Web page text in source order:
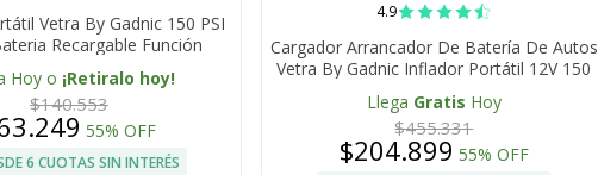
Vetra By Gadnic 150 PSI
Recargable Función
Linterna LED
Hoy o ¡Retiralo hoy!
$140.553
55% OFF
6 CUOTAS SIN INTERÉS
4.9
Cargador Arrancador De Batería De Autos
Vetra By Gadnic Inflador Portátil 12V 150
PSI 4 En 1 Compresor
Llega Gratis Hoy
$455.331
$204.899 55% OFF